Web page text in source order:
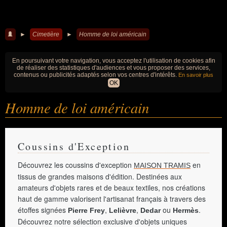
► Cimetière ► Homme de loi américain
En poursuivant votre navigation, vous acceptez l'utilisation de cookies afin
de réaliser des statistiques d'audiences et vous proposer des services,
contenus ou publicités adaptés selon vos centres d'intérêts. En savoir plus
OK
Homme de loi américain
Coussins d'Exception
Découvrez les coussins d'exception MAISON TRAMIS en
tissus de grandes maisons d'édition. Destinées aux
amateurs d'objets rares et de beaux textiles, nos créations
haut de gamme valorisent l'artisanat français à travers des
étoffes signées Pierre Frey, Lelièvre, Dedarou Hermès.
Découvrez notre sélection exclusive d'objets uniques